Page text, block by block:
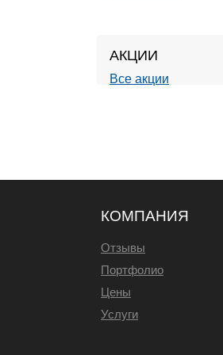
АКЦИИ
Все акции
КОМПАНИЯ
Отзывы
Портфолио
Цены
Услуги